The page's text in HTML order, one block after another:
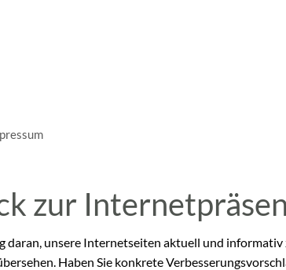
zur
daran, unsere Internetseiten aktuell und
Haben Sie konkrete